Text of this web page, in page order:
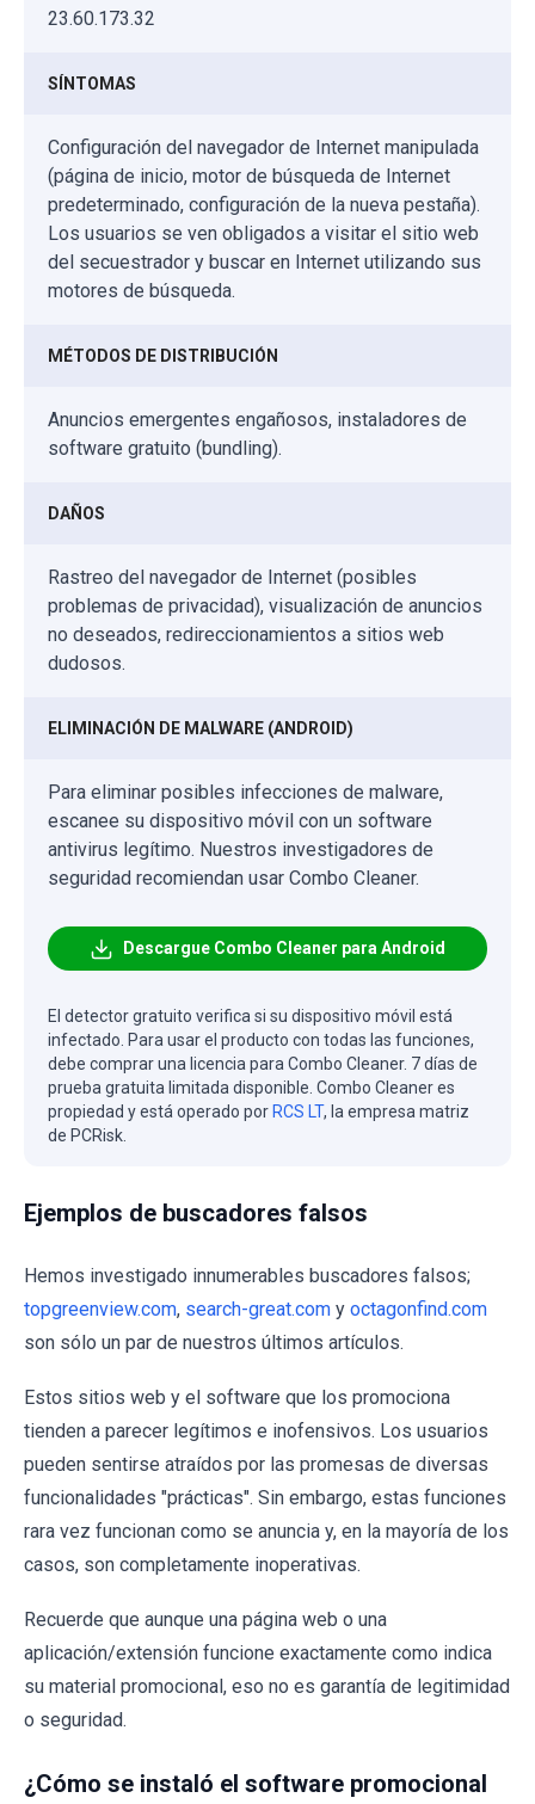
23.60.173.32
SÍNTOMAS
Configuración del navegador de Internet manipulada
(página de inicio, motor de búsqueda de Internet
predeterminado, configuración de la nueva pestaña).
Los usuarios se ven obligados a visitar el sitio web
del secuestrador y buscar en Internet utilizando sus
motores de búsqueda.
MÉTODOS DE DISTRIBUCIÓN
Anuncios emergentes engañosos, instaladores de
software gratuito (bundling).
DAÑOS
Rastreo del navegador de Internet (posibles
problemas de privacidad), visualización de anuncios
no deseados, redireccionamientos a sitios web
dudosos.
ELIMINACIÓN DE MALWARE (ANDROID)
Para eliminar posibles infecciones de malware,
escanee su dispositivo móvil con un software
antivirus legítimo. Nuestros investigadores de
seguridad recomiendan usar Combo Cleaner.
Descargue Combo Cleaner para Android
El detector gratuito verifica si su dispositivo móvil está
infectado. Para usar el producto con todas las funciones,
debe comprar una licencia para Combo Cleaner. 7 días de
prueba gratuita limitada disponible. Combo Cleaner es
propiedad y está operado por RCS LT, la empresa matriz
de PCRisk.
Ejemplos de buscadores falsos
Hemos investigado innumerables buscadores falsos;
topgreenview.com, search-great.com y octagonfind.com
son sólo un par de nuestros últimos artículos.
Estos sitios web y el software que los promociona
tienden a parecer legítimos e inofensivos. Los usuarios
pueden sentirse atraídos por las promesas de diversas
funcionalidades "prácticas". Sin embargo, estas funciones
rara vez funcionan como se anuncia y, en la mayoría de los
casos, son completamente inoperativas.
Recuerde que aunque una página web o una
aplicación/extensión funcione exactamente como indica
su material promocional, eso no es garantía de legitimidad
o seguridad.
¿Cómo se instaló el software promocional